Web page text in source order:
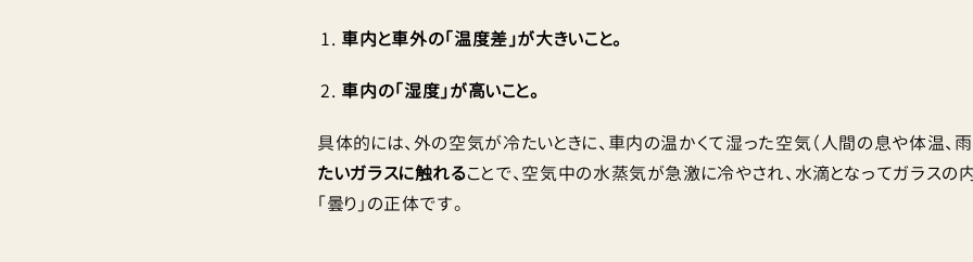
車内と車外の「温度差」が大きいこと。
車内の「湿度」が高いこと。
具体的には、外の空気が冷たいときに、車内の温かくて湿った空気（人間の息や体温、
たいガラスに触れることで、空気中の水蒸気が急激に冷やされ、水滴となってガラスの
「曇り」の正体です。